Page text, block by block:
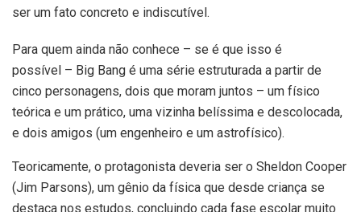
ser um fato concreto e indiscutível.
Para quem ainda não conhece – se é que isso é
possível – Big Bang é uma série estruturada a partir de
cinco personagens, dois que moram juntos – um físico
teórica e um prático, uma vizinha belíssima e descolocada,
e dois amigos (um engenheiro e um astrofísico).
Teoricamente, o protagonista deveria ser o Sheldon Cooper
(Jim Parsons), um gênio da física que desde criança se
destaca nos estudos, concluindo cada fase escolar muito